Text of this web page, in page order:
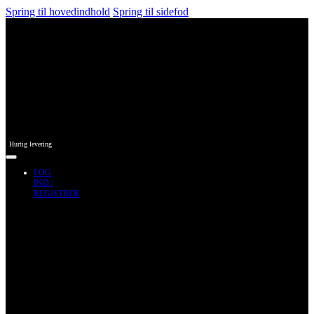
Spring til hovedindhold Spring til sidefod
Hurtig levering
LOG
IND /
REGISTRER